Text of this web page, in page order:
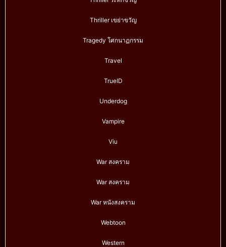
Thriller เขย่าขวัญ
Tragedy โศกนาฏกรรม
Travel
TrueID
Underdog
Vampire
Viu
War สงคราม
War สงคราม
War หนังสงคราม
Webtoon
Western